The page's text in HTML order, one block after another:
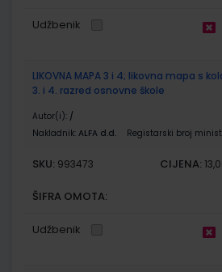
Udžbenik
LIKOVNA MAPA 3 i 4; likovna mapa s
3. i 4. razred osnovne škole
Autor(i): /
Nakladnik: ALFA d.d. Registarski broj
SKU: 993473 CIJENA:
ŠIFRA OMOTA:
Udžbenik